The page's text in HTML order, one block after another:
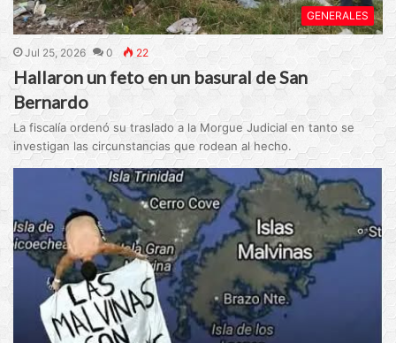
GENERALES
Jul 25, 2026 0 22
Hallaron un feto en un basural de San
Bernardo
La fiscalía ordenó su traslado a la Morgue Judicial en tanto se
investigan las circunstancias que rodean al hecho.